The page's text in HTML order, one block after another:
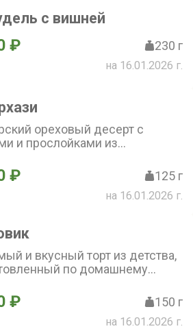
с вишней
₽ 230 г
на 16.01.2026 г.
ореховый десерт с
и прослойками из
₽ 125 г
на 16.01.2026 г.
и вкусный торт из детства,
по домашнему
₽ 150 г
на 16.01.2026 г.